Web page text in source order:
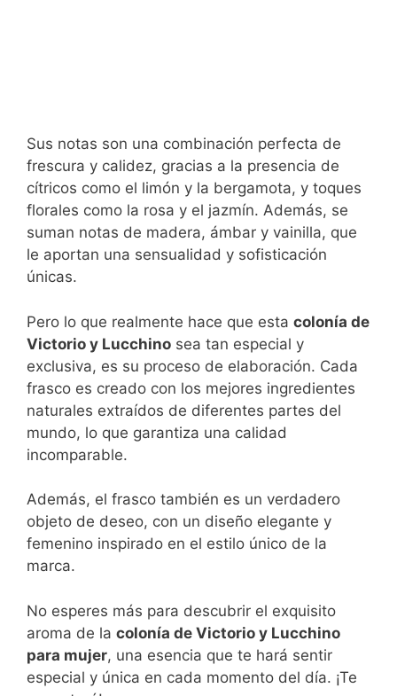
Sus notas son una combinación perfecta de
frescura y calidez, gracias a la presencia de
cítricos como el limón y la bergamota, y toques
florales como la rosa y el jazmín. Además, se
suman notas de madera, ámbar y vainilla, que
le aportan una sensualidad y sofisticación
únicas.
Pero lo que realmente hace que esta colonía de
Victorio y Lucchino sea tan especial y
exclusiva, es su proceso de elaboración. Cada
frasco es creado con los mejores ingredientes
naturales extraídos de diferentes partes del
mundo, lo que garantiza una calidad
incomparable.
Además, el frasco también es un verdadero
objeto de deseo, con un diseño elegante y
femenino inspirado en el estilo único de la
marca.
No esperes más para descubrir el exquisito
aroma de la colonía de Victorio y Lucchino
para mujer, una esencia que te hará sentir
especial y única en cada momento del día. ¡Te